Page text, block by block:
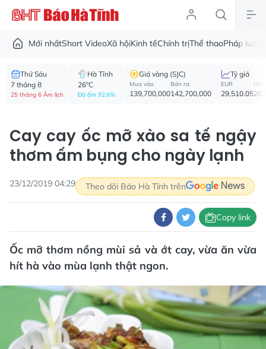
Mới nhấtShort VideoXã hộiKinh tếChính trịThể thaoPháp luật
Thứ Sáu
7 tháng 8
25 tháng 6 Âm lịch
Hà Tĩnh
26°C
Độ ẩm 92.6%
Giá vàng (SJC)
Mua vào
139,700,000
Bán ra
142,700,000
Tỷ giá
EUR
29,510.05
USD
Cay cay ốc mỡ xào sa tế ngậy
thơm ấm bụng cho ngày lạnh
23/12/2019 04:29 Theo dõi Báo Hà Tĩnh trên
Copy link
Ốc mỡ thơm nồng mùi sả và ớt cay, vừa ăn vừa
hít hà vào mùa lạnh thật ngon.